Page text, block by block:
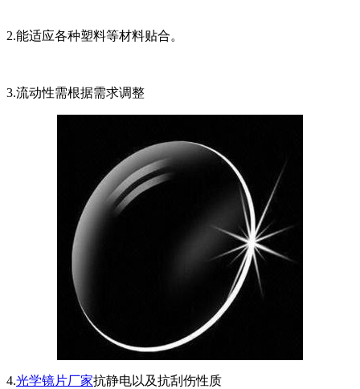
2.能适应各种塑料等材料贴合。
3.流动性需根据需求调整
4.光学镜片厂家抗静电以及抗刮伤性质